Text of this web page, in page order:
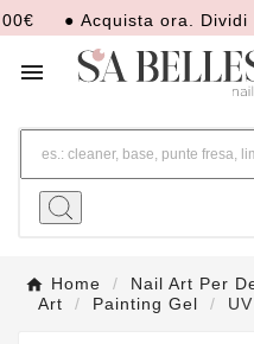
● Acquista ora. Dividi in

Home Nail Art Per
Art
Painting Gel